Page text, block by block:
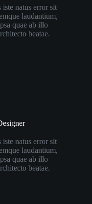
iste natus error sit
laudantium,
quae ab illo
beatae.
iste natus error sit
laudantium,
quae ab illo
beatae.